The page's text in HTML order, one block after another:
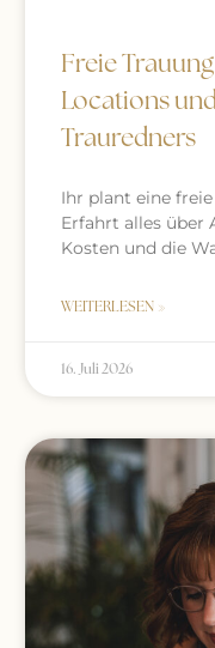
Freie
Locations
Trauredners
Ihr plant eine
Erfahrt alles über
Kosten und die
WEITERLESEN »
16. Juli 2026